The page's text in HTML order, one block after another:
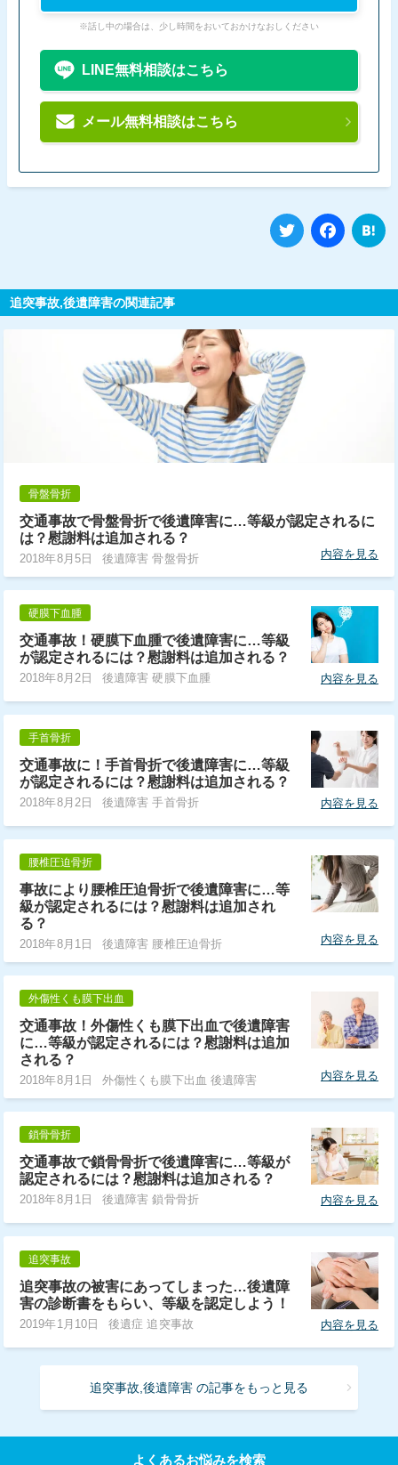
※話し中の場合は、少し時間をおいておかけなおしください
LINE無料相談はこちら
メール無料相談はこちら
Twitter
追突事故,後遺障害の関連記事
骨盤骨折
交通事故で骨盤骨折で後遺障害に…等級が認定されるに
は？慰謝料は追加される？
2018年8月5日 後遺障害 骨盤骨折 内容を見る
硬膜下血腫
交通事故！硬膜下血腫で後遺障害に…等級
が認定されるには？慰謝料は追加される？
2018年8月2日 後遺障害 硬膜下血腫 内容を見る
手首骨折
交通事故に！手首骨折で後遺障害に…等級
が認定されるには？慰謝料は追加される？
2018年8月2日 後遺障害 手首骨折 内容を見る
腰椎圧迫骨折
事故により腰椎圧迫骨折で後遺障害に…等
級が認定されるには？慰謝料は追加され
る？
2018年8月1日 後遺障害 腰椎圧迫骨折 内容を見る
外傷性くも膜下出血
交通事故！外傷性くも膜下出血で後遺障害
に…等級が認定されるには？慰謝料は追加
される？
2018年8月1日 外傷性くも膜下出血 後遺障害 内容を見る
鎖骨骨折
交通事故で鎖骨骨折で後遺障害に…等級が
認定されるには？慰謝料は追加される？
2018年8月1日 後遺障害 鎖骨骨折 内容を見る
追突事故
追突事故の被害にあってしまった…後遺障
害の診断書をもらい、等級を認定しよう！
2019年1月10日 後遺症 追突事故 内容を見る
追突事故,後遺障害 の記事をもっと見る
よくあるお悩みを検索